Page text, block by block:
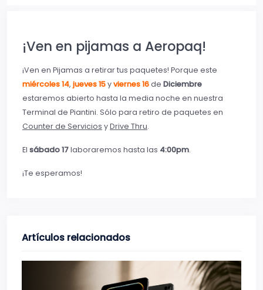
¡Ven en pijamas a Aeropaq!
¡Ven en Pijamas a retirar tus paquetes! Porque este
miércoles 14, jueves 15yviernes 16de Diciembre
estaremos abierto hasta la media noche en nuestra
Terminal de Piantini. Sólo para retiro de paquetes en
Counter de Servicios yDrive Thru.
El sábado 17laboraremos hasta las 4:00pm.
¡Te esperamos!
Artículos relacionados